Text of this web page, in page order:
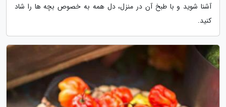
آشنا شوید و با طبخ آن در منزل، دل همه به خصوص بچه ها را شاد
کنید.